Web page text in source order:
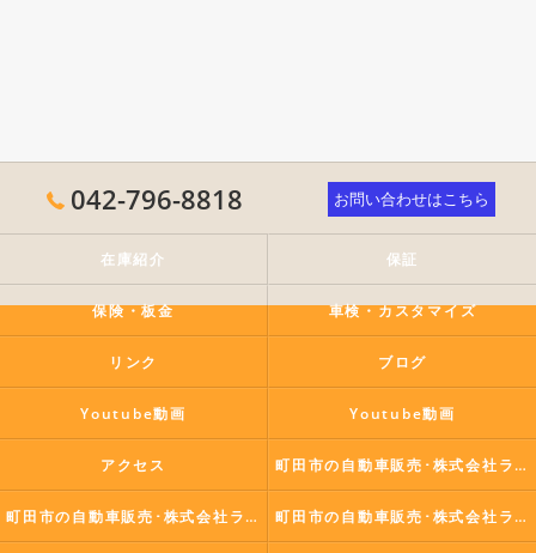
042-796-8818 お問い合わせはこちら
在庫紹介 保証
保険・板金 車検・カスタマイズ
リンク ブログ
Youtube動画 Youtube動画
アクセス 町田市の自動車販売･株式会社ラポールコーポレーションの口コミ情報
町田市の自動車販売･株式会社ラポールコーポレーションの評判 町田市の自動車販売･株式会社ラポールコーポレーションのお客様の声